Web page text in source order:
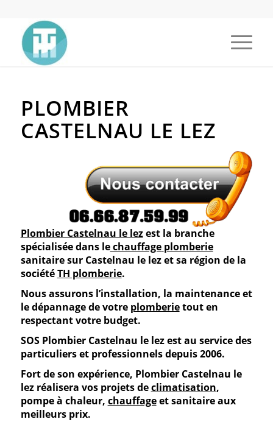
PLOMBIER
CASTELNAU LE LEZ
Plombier Castelnau le lezest la branche
spécialisée dans lechauffage plomberie
sanitaire sur Castelnau le lezet sa région de la
sociétéTH plomberie.
Nous assurons l’installation, la maintenance et
le dépannage de votre plomberietout en
respectant votre budget.
SOS Plombier Castelnau le lez est au service des
particuliers et professionnels depuis 2006.
Fort de son expérience, Plombier Castelnau le
lez réalisera vos projets declimatisation,
pompe à chaleur, chauffageet sanitaire aux
meilleurs prix.